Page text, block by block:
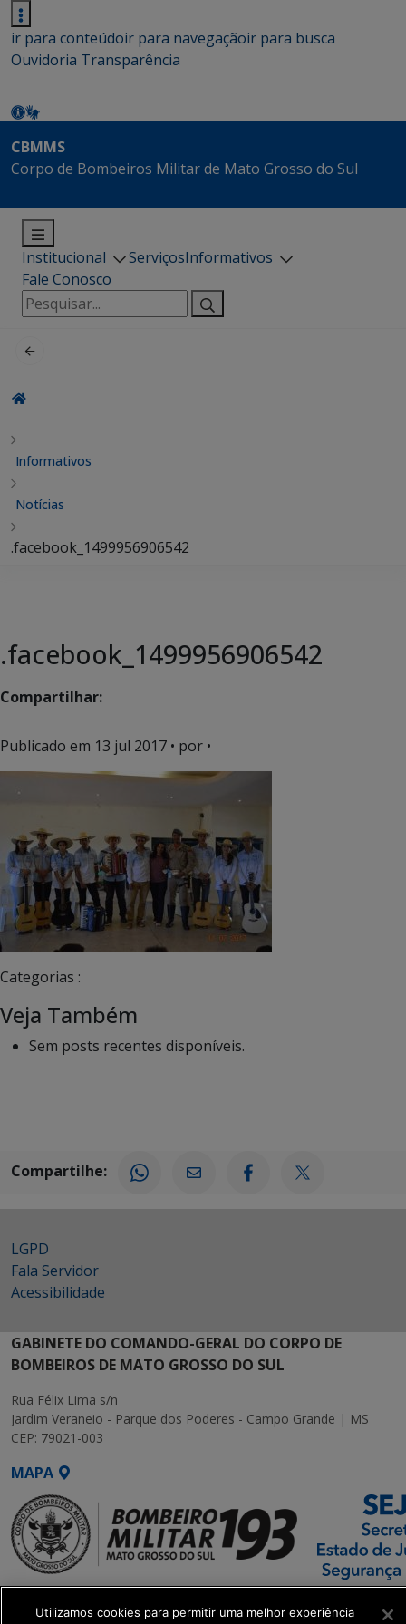
ir para conteúdoir para navegaçãoir para busca
Ouvidoria Transparência
CBMMS
Corpo de Bombeiros Militar de Mato Grosso do Sul
Institucional ServiçosInformativos
Fale Conosco
Pesquisar
por:
Informativos
Notícias
.facebook_1499956906542
.facebook_1499956906542
Compartilhar:
Publicado em 13 jul 2017 • por •
Categorias :
Veja Também
Sem posts recentes disponíveis.
Compartilhe:
LGPD
Fala Servidor
Acessibilidade
GABINETE DO COMANDO-GERAL DO CORPO DE
BOMBEIROS DE MATO GROSSO DO SUL
Rua Félix Lima s/n
Jardim Veraneio - Parque dos Poderes - Campo Grande | MS
CEP: 79021-003
MAPA
Utilizamos cookies para permitir uma melhor experiência